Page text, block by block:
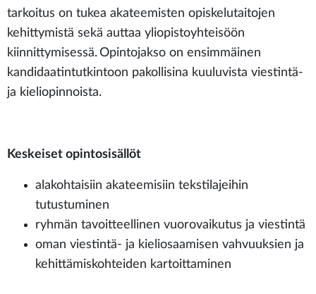
tarkoitus on tukea akateemisten opiskelutaitojen
kehittymistä sekä auttaa yliopistoyhteisöön
kiinnittymisessä. Opintojakso on ensimmäinen
kandidaatintutkintoon pakollisina kuuluvista viestintä-
ja kieliopinnoista.
Keskeiset opintosisällöt
alakohtaisiin akateemisiin tekstilajeihin
tutustuminen
ryhmän tavoitteellinen vuorovaikutus ja viestintä
oman viestintä- ja kieliosaamisen vahvuuksien ja
kehittämiskohteiden kartoittaminen